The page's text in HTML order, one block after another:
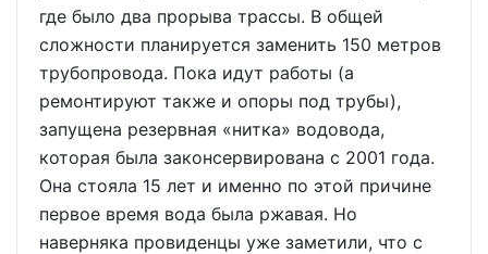
где было два прорыва трассы. В общей
сложности планируется заменить 150 метров
трубопровода. Пока идут работы (а
ремонтируют также и опоры под трубы),
запущена резервная «нитка» водовода,
которая была законсервирована с 2001 года.
Она стояла 15 лет и именно по этой причине
первое время вода была ржавая. Но
наверняка провиденцы уже заметили, что с